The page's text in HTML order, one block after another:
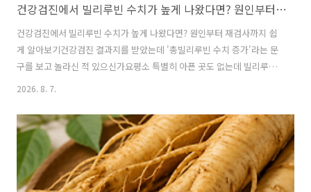
건강검진에서 빌리루빈 수치가 높게 나왔다면? 원인부터 재검사까지
건강검진에서 빌리루빈 수치가 높게 나왔다면? 원인부터 재검사까지 쉽
게 알아보기건강검진 결과지를 받았는데 '총빌리루빈 수치 증가'라는 문
구를 보고 놀라신 적 있으신가요평소 특별히 아픈 곳도 없는데 빌리루빈
수치가 높다고 하면 간에 문제가 생긴 건 아닐까 걱정부터 하게 됩니다하
다검사 전날 잠을 못 잤거나 오래 금식했을 때도 일시적으로 올라갈 수
있고, 특별한 치료가 필요 없는 체질 때문인 경우도 생각보다 많습니다이
번 글에서는 빌리루빈 수치가 높게 나오는 이유, 정상 수치, 병원을 꼭 방
문해야 하는 경우, 생활관리 방법까지 쉽게 알려드리겠습니다 빌리루빈
이란빌리루빈은 오래된 적혈구가 분해되면서 만들어지는 노란색 색소입
2026. 8. 7.